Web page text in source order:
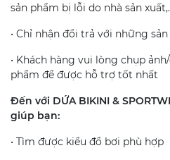
sản phẩm bị lỗi do nhà sản
• Chỉ nhận đổi trả với những
• Khách hàng vui lòng chụp
phẩm để được hỗ trợ tốt nhất
Đến với DỨA BIKINI &
giúp bạn:
• Tìm được kiểu đồ bơi phù hợp